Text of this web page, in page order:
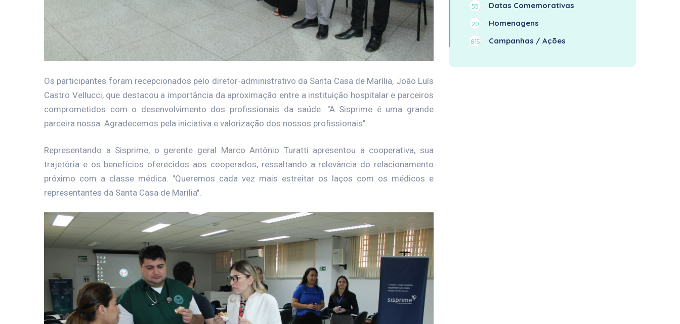
Os participantes foram recepcionados pelo diretor-administrativo da Santa Casa de Marília, João Luís
Castro Vellucci, que destacou a importância da aproximação entre a instituição hospitalar e parceiros
comprometidos com o desenvolvimento dos profissionais da saúde. "A Sisprime é uma grande
parceira nossa. Agradecemos pela iniciativa e valorização dos nossos profissionais".
Representando a Sisprime, o gerente geral Marco Antônio Turatti apresentou a cooperativa, sua
trajetória e os benefícios oferecidos aos cooperados, ressaltando a relevância do relacionamento
próximo com a classe médica. "Queremos cada vez mais estreitar os laços com os médicos e
representantes da Santa Casa de Marília".
55 Datas Comemorativas
20 Homenagens
815 Campanhas / Ações